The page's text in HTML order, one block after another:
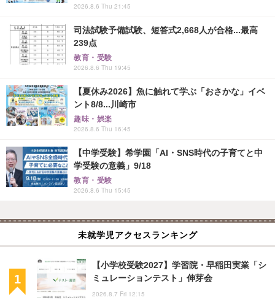
2026.8.6 Thu 21:45
司法試験予備試験、短答式2,668人が合格...最高
239点
教育・受験
2026.8.6 Thu 19:45
【夏休み2026】魚に触れて学ぶ「おさかな」イベ
ント8/8...川崎市
趣味・娯楽
2026.8.6 Thu 16:45
【中学受験】希学園「AI・SNS時代の子育てと中
学受験の意義」9/18
教育・受験
2026.8.6 Thu 15:45
未就学児アクセスランキング
【小学校受験2027】学習院・早稲田実業「シ
ミュレーションテスト」伸芽会
2026.8.7 Fri 12:15